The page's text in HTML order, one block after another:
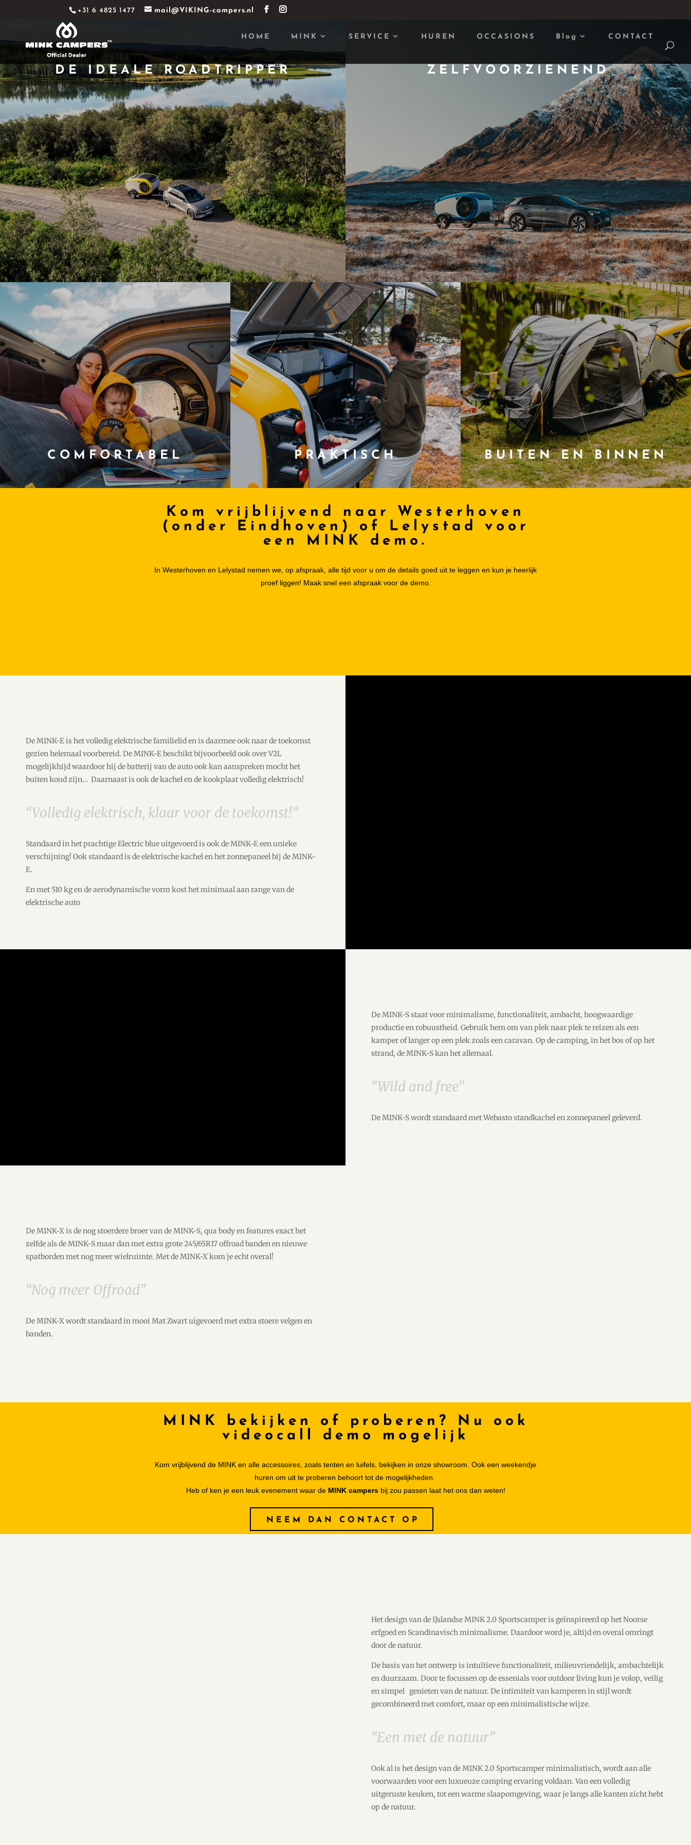
+31 6 4825 1477 mail@VIKING-campers.nl
HOME MINK SERVICE HUREN OCCASIONS Blog CONTACT
DE IDEALE ROADTRIPPER ZELFVOORZIENEND
COMFORTABEL PRAKTISCH BUITEN EN BINNEN
Kom vrijblijvend naar Westerhoven
(onder Eindhoven) of Lelystad voor
een MINK demo.
In Westerhoven en Lelystad nemen we, op afspraak, alle tijd voor u om de details goed uit te leggen en kun je heerlijk
proef liggen! Maak snel een afspraak voor de demo.
De MINK-E is het volledig elektrische familielid en is daarmee ook naar de toekomst
gezien helemaal voorbereid. De MINK-E beschikt bijvoorbeeld ook over V2L
mogelijkhijd waardoor hij de batterij van de auto ook kan aanspreken mocht het
buiten koud zijn… Daarnaast is ook de kachel en de kookplaat volledig elektrisch!
“Volledig elektrisch, klaar voor de toekomst!”
Standaard in het prachtige Electric blue uitgevoerd is ook de MINK-E een unieke
verschijning! Ook standaard is de elektrische kachel en het zonnepaneel bij de MINK-
E.
En met 510 kg en de aerodynamische vorm kost het minimaal aan range van de
elektrische auto
De MINK-S staat voor minimalisme, functionaliteit, ambacht, hoogwaardige
productie en robuustheid. Gebruik hem om van plek naar plek te reizen als een
kamper of langer op een plek zoals een caravan. Op de camping, in het bos of op het
strand, de MINK-S kan het allemaal.
“Wild and free”
De MINK-S wordt standaard met Webasto standkachel en zonnepaneel geleverd.
De MINK-X is de nog stoerdere broer van de MINK-S, qua body en features exact het
zelfde als de MINK-S maar dan met extra grote245/65R17 offroad banden en nieuwe
spatborden met nog meer wielruimte. Met de MINK-X kom je echt overal!
“Nog meer Offroad”
De MINK-X wordt standaard in mooi Mat Zwart uigevoerd met extra stoere velgen en
banden.
MINK bekijken of proberen? Nu ook
videocall demo mogelijk
Kom vrijblijvend de MINK en alle accessoires, zoals tenten en luifels, bekijken in onze showroom. Ook een weekendje
huren om uit te proberen behoort tot de mogelijkheden.
Heb of ken je een leuk evenement waar de MINK campersbij zou passen laat het ons dan weten!
NEEM DAN CONTACT OP
Het design van de IJslandse MINK 2.0 Sportscamper is geïnspireerd op het Noorse
erfgoed en Scandinavisch minimalisme. Daardoor word je, altijd en overal omringt
door de natuur.
De basis van het ontwerp is intuïtieve functionaliteit, milieuvriendelijk, ambachtelijk
en duurzaam. Door te focussen op de essenials voor outdoor living kun je volop, veilig
en simpel genieten van de natuur. De intimiteit van kamperen in stijl wordt
gecombineerd met comfort, maar op een minimalistische wijze.
“Een met de natuur”
Ook al is het design van de MINK 2.0 Sportscamper minimalistisch, wordt aan alle
voorwaarden voor een luxueuze camping ervaring voldaan. Van een volledig
uitgeruste keuken, tot een warme slaapomgeving, waar je langs alle kanten zicht hebt
op de natuur.